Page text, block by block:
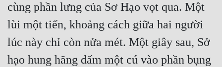
cùng phần lưng của Sơ Hạo vọt qua. Một
lùi một tiến, khoảng cách giữa hai người
lúc này chỉ còn nửa mét. Một giây sau, Sở
hạo hung hăng đấm một cú vào phần bụng